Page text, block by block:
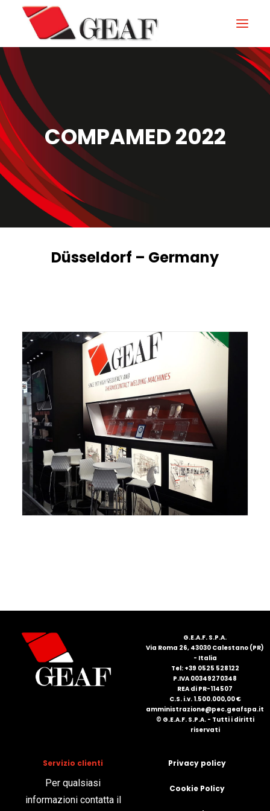
HOME
AZIENDA
KNOW-HOW
I NOSTRI SETTORI
CONTATTI
NEWS ED EVENTI
DOWNLOAD
ENGLISH
DEUTSCH
COMPAMED 2022
Düsseldorf – Germany
G.E.A.F. S.P.A.
Via Roma 26, 43030 Calestano (PR)
- Italia
Tel: +39 0525 528122
P.IVA 00349270348
REA di PR-114507
C.S. i.v. 1.500.000,00 €
amministrazione@pec.geafspa.it
© G.E.A.F. S.P.A. - Tutti i diritti
riservati
Servizio clienti
Per qualsiasi
informazioni contatta il
Privacy policy
Cookie Policy